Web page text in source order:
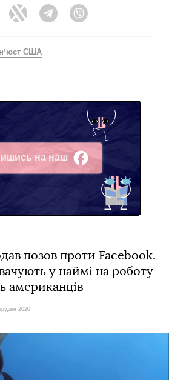
FacebookTwitter Telegram
США
на наш
позов проти Facebook.
у наймі на роботу
американців
2020